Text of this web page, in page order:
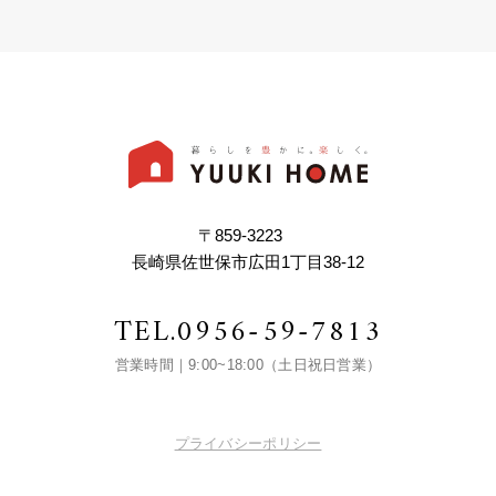
〒859-3223
長崎県佐世保市広田1丁目38-12
TEL.0956-59-7813
営業時間｜9:00~18:00（土日祝日営業）
プライバシーポリシー